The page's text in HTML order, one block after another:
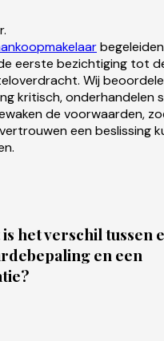
eerste bezichtiging tot
Wij
kritisch, onderhandelen
de voorwaarden,
een beslissing
is het verschil tussen
en een